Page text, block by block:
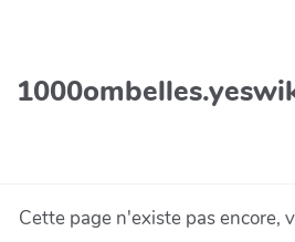
Cette page n'existe pas encore,